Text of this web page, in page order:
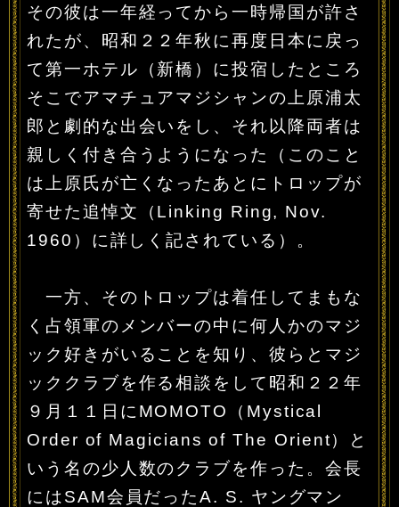
その彼は一年経ってから一時帰国が許さ
れたが、昭和２２年秋に再度日本に戻っ
て第一ホテル（新橋）に投宿したところ
そこでアマチュアマジシャンの上原浦太
郎と劇的な出会いをし、それ以降両者は
親しく付き合うようになった（このこと
は上原氏が亡くなったあとにトロップが
寄せた追悼文（Linking Ring, Nov.
1960）に詳しく記されている）。
一方、そのトロップは着任してまもな
く占領軍のメンバーの中に何人かのマジ
ック好きがいることを知り、彼らとマジ
ッククラブを作る相談をして昭和２２年
９月１１日にMOMOTO（Mystical
Order of Magicians of The Orient）と
いう名の少人数のクラブを作った。会長
にはSAM会員だったA. S. ヤングマン